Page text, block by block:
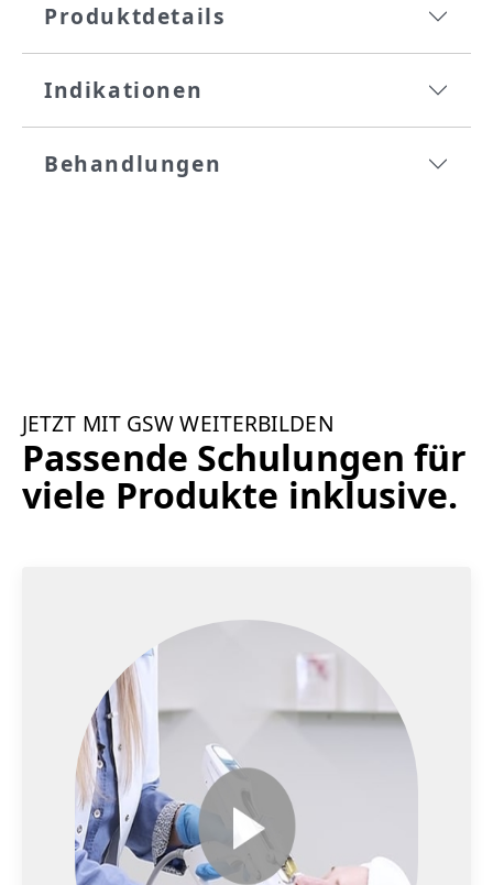
Produktdetails
Indikationen
Behandlungen
JETZT MIT GSW WEITERBILDEN
Passende Schulungen für
viele Produkte inklusive.